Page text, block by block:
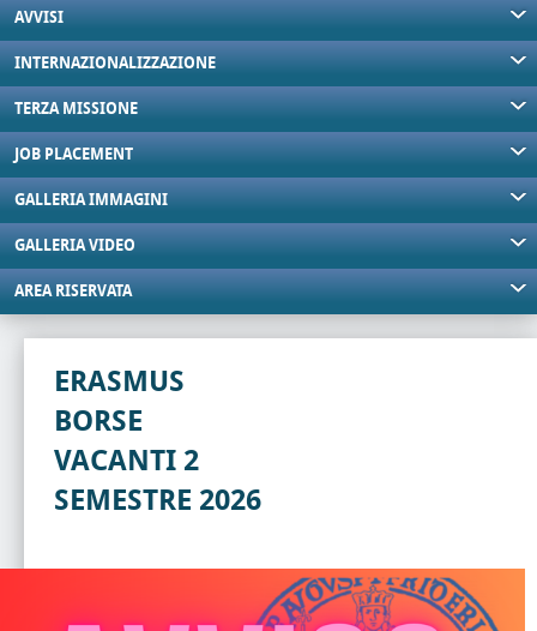
AVVISI
INTERNAZIONALIZZAZIONE
TERZA MISSIONE
JOB PLACEMENT
GALLERIA IMMAGINI
GALLERIA VIDEO
AREA RISERVATA
ERASMUS
BORSE
VACANTI 2
SEMESTRE 2026